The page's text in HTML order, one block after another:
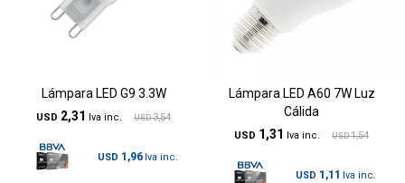
Lámpara LED G9 3.3W
USD 2,31 USD 3,54
USD 1,96
Lámpara LED A60 7W Luz
Cálida
USD 1,31 USD 1,54
USD 1,11